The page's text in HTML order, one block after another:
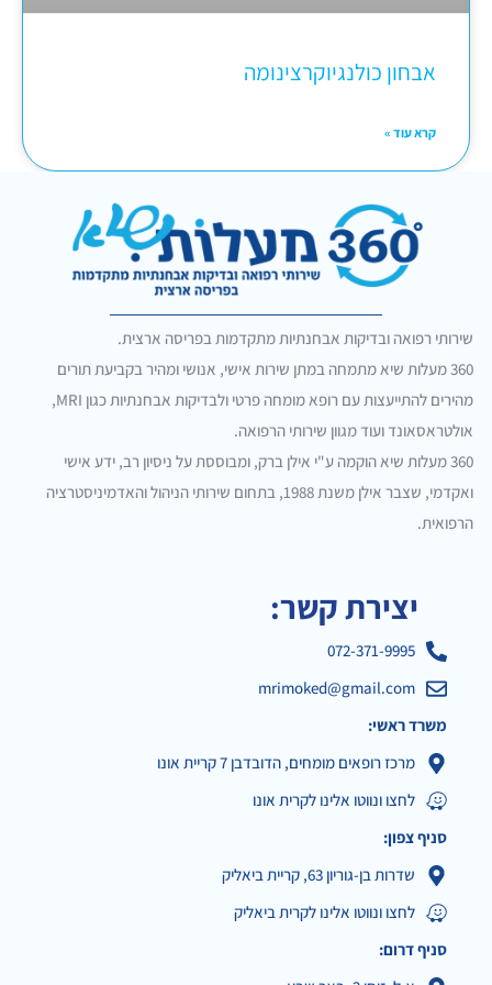
אבחון כולנגיוקרצינומה
קרא עוד »
שירותי רפואה ובדיקות אבחנתיות מתקדמות בפריסה ארצית.
360 מעלות שיא מתמחה במתן שירות אישי, אנושי ומהיר בקביעת תורים
מהירים להתייעצות עם רופא מומחה פרטי ולבדיקות אבחנתיות כגון MRI,
אולטראסאונד ועוד מגוון שירותי הרפואה.
360 מעלות שיא הוקמה ע"י אילן ברק, ומבוססת על ניסיון רב, ידע אישי
ואקדמי, שצבר אילן משנת 1988, בתחום שירותי הניהול והאדמיניסטרציה
הרפואית.
יצירת קשר:
072-371-9995
mrimoked@gmail.com
משרד ראשי:
מרכז רופאים מומחים, הדובדבן 7 קריית אונו
לחצו ונווטו אלינו לקרית אונו
סניף צפון:
שדרות בן-גוריון 63, קריית ביאליק
לחצו ונווטו אלינו לקרית ביאליק
סניף דרום: